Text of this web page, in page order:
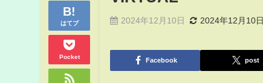
はてブ
Pocket
2024年12月10日 2024年12月10日
Facebook post